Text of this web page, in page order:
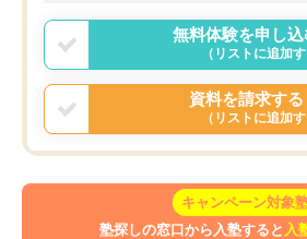
無料体験を申し込
（リストに追加す
資料を請求する
（リストに追加す
キャンペーン対象
塾探しの窓口から入塾すると 入